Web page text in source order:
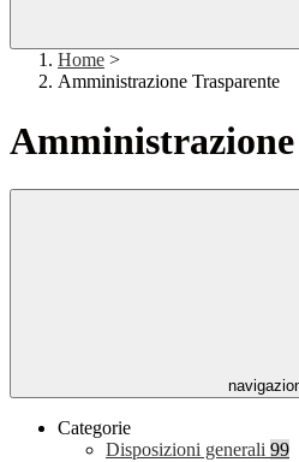
Home >
Amministrazione Trasparente
Categorie
Disposizioni generali 99